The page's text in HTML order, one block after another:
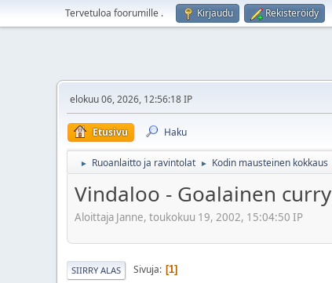
Tervetuloa foorumille . Kirjaudu Rekisteröidy
elokuu 06, 2026, 12:56:18 IP
Etusivu Haku
► Ruoanlaitto ja ravintolat ► Kodin mausteinen kokkaus
Vindaloo - Goalainen curry
Aloittaja Janne, toukokuu 19, 2002, 15:04:50 IP
SIIRRY ALAS Sivuja 1